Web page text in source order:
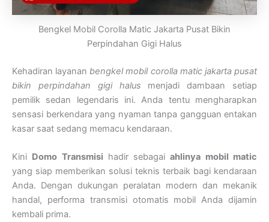
Bengkel Mobil Corolla Matic Jakarta Pusat Bikin
Perpindahan Gigi Halus
Kehadiran layananbengkel mobil corolla matic jakarta pusat
bikin perpindahan gigi halus menjadi dambaan setiap
pemilik sedan legendaris ini. Anda tentu mengharapkan
sensasi berkendara yang nyaman tanpa gangguan entakan
kasar saat sedang memacu kendaraan.
Kini Domo Transmisi hadir sebagaiahlinya mobil matic
yang siap memberikan solusi teknis terbaik bagi kendaraan
Anda. Dengan dukungan peralatan modern dan mekanik
handal, performa transmisi otomatis mobil Anda dijamin
kembali prima.